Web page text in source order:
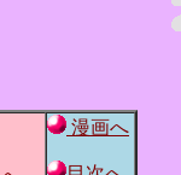
漫画へ